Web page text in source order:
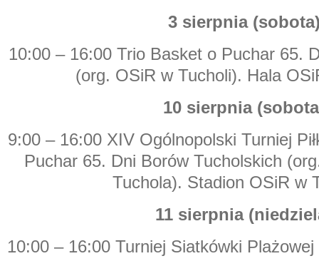
3 sierpnia
10:00 – 16:00 Trio Basket o Puchar 65.
(org. OSiR w Tucholi). Hala
10 sierpnia
9:00 – 16:00 XIV Ogólnopolski Turniej
Puchar 65. Dni Borów Tucholskich
Tuchola). Stadion OSiR w
11 sierpnia
10:00 – 16:00 Turniej Siatkówki